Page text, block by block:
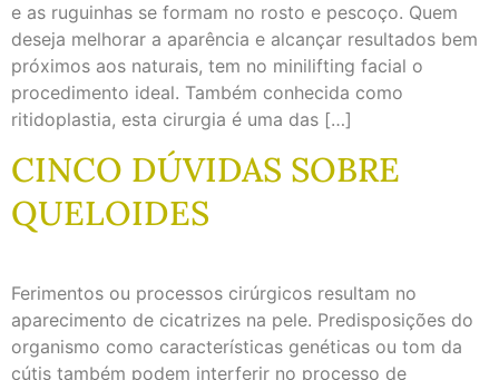
e as ruguinhas se formam no rosto e pescoço. Quem
deseja melhorar a aparência e alcançar resultados bem
próximos aos naturais, tem no minilifting facial o
procedimento ideal. Também conhecida como
ritidoplastia, esta cirurgia é uma das […]
CINCO DÚVIDAS SOBRE
QUELOIDES
Ferimentos ou processos cirúrgicos resultam no
aparecimento de cicatrizes na pele. Predisposições do
organismo como características genéticas ou tom da
cútis também podem interferir no processo de